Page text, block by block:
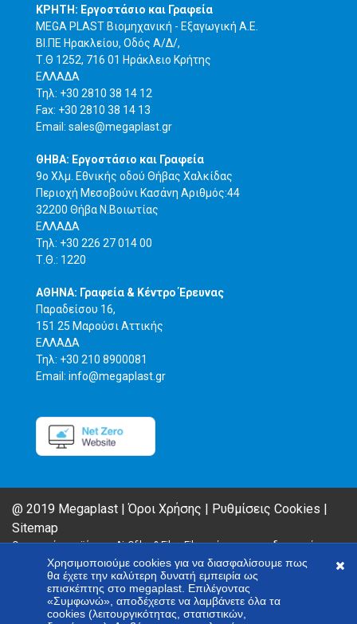
Χρησιμοποιούμε cookies για να διασφαλίσουμε πως
θα έχετε την καλύτερη δυνατή εμπειρία ως
επισκέπτης στο megaplast. Επιλέγοντας
«Συμφωνώ», αποδέχεστε να λαμβάνετε όλα τα
cookies (λειτουργικότητας, στατιστικών,
ΚΡΗΤΗ: Εργοστάσιο και Γραφεία
MEGA PLAST Βιομηχανική - Εξαγωγική A.E.
ΒΙ.ΠΕ Ηρακλείου, Οδός Α/Δ/,
Τ.Θ 1252, 716 01 Ηράκλειο Κρήτης
ΕΛΛΑΔΑ
Τηλ: +30 2810 38 14 12
Fax: +30 2810 38 14 13
Email: sales@megaplast.gr
ΘΗΒΑ: Εργοστάσιο και Γραφεία
9o Χλμ. Εθνικής οδού Θήβας Χαλκίδας
Περιοχή Μεσοβούνι Κασάνη Αριθμός:44
32200 Θήβα Ν.Βοιωτίας
ΕΛΛΑΔΑ
Τηλ: +30 226 27 014 00
Τ.Θ.: 1220
ΑΘΗΝΑ: Γραφεία & Κέντρο Έρευνας
Παραδείσου 16,
151 25 Μαρούσι Αττικής
ΕΛΛΑΔΑ
Τηλ: +30 210 8900081
Email: info@megaplast.gr
@ 2019 Megaplast |Όροι Χρήσης | Ρυθμίσεις Cookies |
Sitemap
Οι γραμμές προϊόντων AirOfilm & Fiber Film ανήκουν στην ιδιοκτησία της
MEGAPLAST (αποτελούν προϊόντα τοποθέτησης της MEGAPLAST). Στην
προσπάθεια να βελτιώσει τα προϊόντα της, η εταιρία έχει το δικαίωμα
της τροποποίησης και αλλαγής όποιων τεχνκών στοιχείων αναγράφονται
στον παρόν ιστότοπο χωρίς να έχει ενημερώσει εκ των προτέρων.